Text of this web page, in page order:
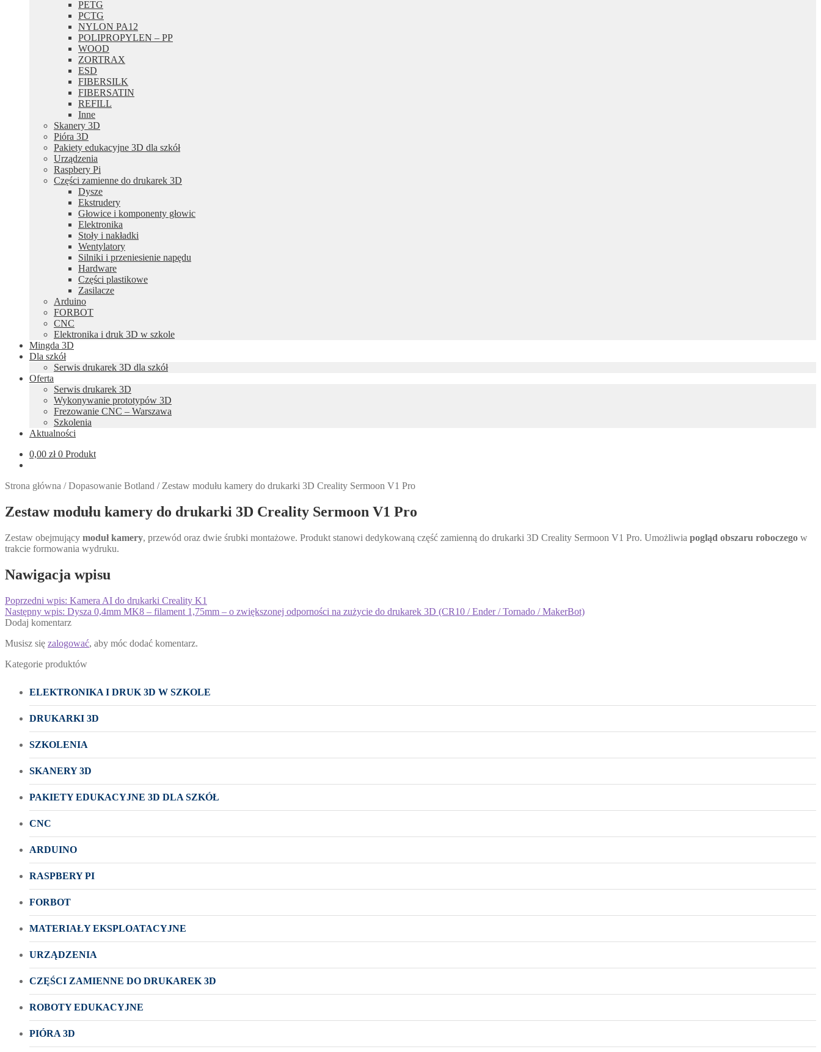
PETG
PCTG
NYLON PA12
POLIPROPYLEN – PP
WOOD
ZORTRAX
ESD
FIBERSILK
FIBERSATIN
REFILL
Inne
Skanery 3D
Pióra 3D
Pakiety edukacyjne 3D dla szkół
Urządzenia
Raspbery Pi
Części zamienne do drukarek 3D
Dysze
Ekstrudery
Głowice i komponenty głowic
Elektronika
Stoły i nakładki
Wentylatory
Silniki i przeniesienie napędu
Hardware
Części plastikowe
Zasilacze
Arduino
FORBOT
CNC
Elektronika i druk 3D w szkole
Mingda 3D
Dla szkół
Serwis drukarek 3D dla szkół
Oferta
Serwis drukarek 3D
Wykonywanie prototypów 3D
Frezowanie CNC – Warszawa
Szkolenia
Aktualności
0,00 zł 0 Produkt
Strona główna /Dopasowanie Botland / Zestaw modułu kamery do drukarki 3D Creality Sermoon V1 Pro
Zestaw modułu kamery do drukarki 3D Creality Sermoon V1 Pro
Zestaw obejmujący moduł kamery, przewód oraz dwie śrubki montażowe. Produkt stanowi dedykowaną część zamienną do drukarki 3D Creality Sermoon V1 Pro. Umożliwia pogląd obszaru roboczego w
trakcie formowania wydruku.
Nawigacja wpisu
Poprzedni wpis: Kamera AI do drukarki Creality K1
Następny wpis: Dysza 0,4mm MK8 – filament 1,75mm – o zwiększonej odporności na zużycie do drukarek 3D (CR10 / Ender / Tornado / MakerBot)
Dodaj komentarz
Musisz się zalogować, aby móc dodać komentarz.
Kategorie produktów
ELEKTRONIKA I DRUK 3D W SZKOLE
DRUKARKI 3D
SZKOLENIA
SKANERY 3D
PAKIETY EDUKACYJNE 3D DLA SZKÓŁ
CNC
ARDUINO
RASPBERY PI
FORBOT
MATERIAŁY EKSPLOATACYJNE
URZĄDZENIA
CZĘŚCI ZAMIENNE DO DRUKAREK 3D
ROBOTY EDUKACYJNE
PIÓRA 3D